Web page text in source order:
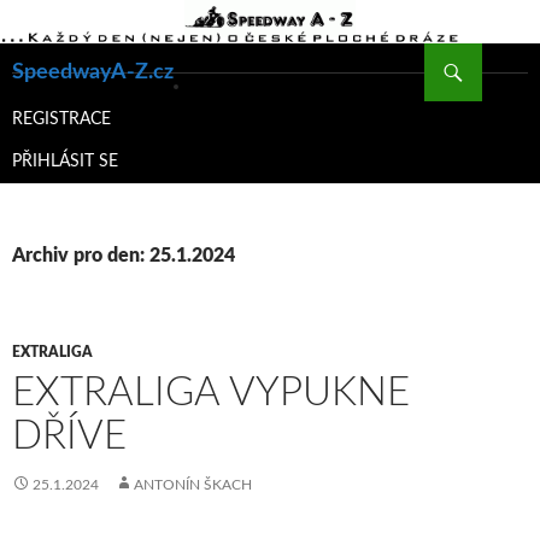
SpeedwayA-Z.cz
K
WEBU
REGISTRACE
PŘIHLÁSIT SE
Archiv pro den: 25.1.2024
EXTRALIGA
EXTRALIGA VYPUKNE
DŘÍVE
25.1.2024 ANTONÍN ŠKACH